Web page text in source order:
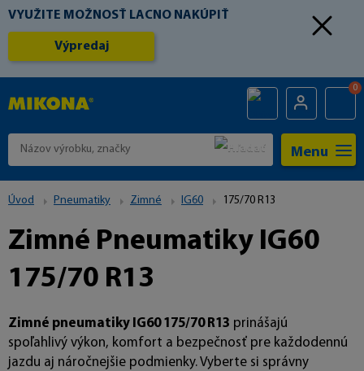
VYUŽITE MOŽNOSŤ LACNO NAKÚPIŤ
Výpredaj
0
Menu
Úvod Pneumatiky Zimné IG60 175/70 R13
Zimné Pneumatiky IG60
175/70 R13
Zimné pneumatiky IG60 175/70 R13 prinášajú
spoľahlivý výkon, komfort a bezpečnosť pre každodennú
jazdu aj náročnejšie podmienky. Vyberte si správny